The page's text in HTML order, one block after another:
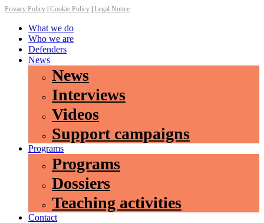
Privacy Policy Cookie Policy Legal Notice
What we do
Who we are
Defenders
News
News
Interviews
Videos
Support campaigns
Programs
Programs
Dossiers
Teaching activities
Contact